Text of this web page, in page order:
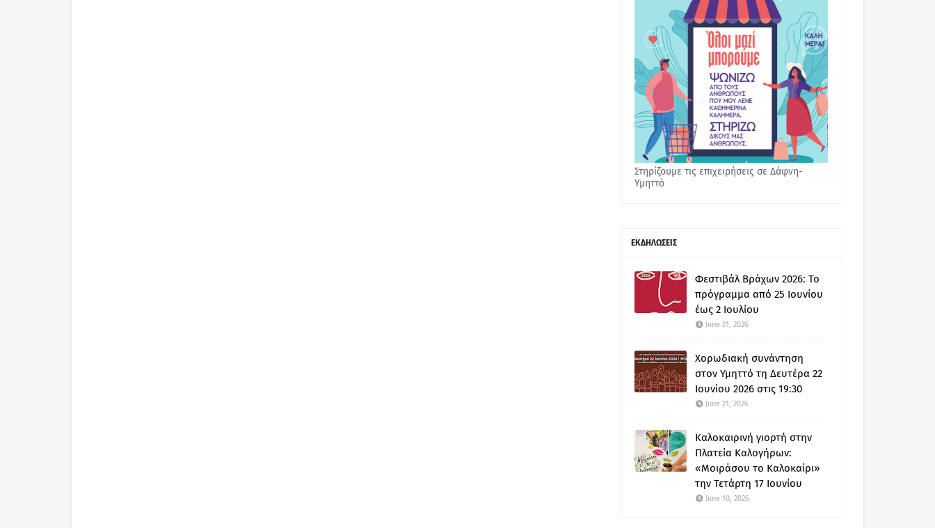
Στηρίζουμε τις επιχειρήσεις σε Δάφνη-
Υμηττό
ΕΚΔΗΛΩΣΕΙΣ
Φεστιβάλ Βράχων 2026: Το
πρόγραμμα από 25 Ιουνίου
έως 2 Ιουλίου
June 21, 2026
Χορωδιακή συνάντηση
στον Υμηττό τη Δευτέρα 22
Ιουνίου 2026 στις 19:30
June 21, 2026
Καλοκαιρινή γιορτή στην
Πλατεία Καλογήρων:
«Μοιράσου το Καλοκαίρι»
την Τετάρτη 17 Ιουνίου
June 10, 2026